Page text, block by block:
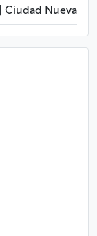
desde
pintado
base del éxito
sus
Ciudad Nueva